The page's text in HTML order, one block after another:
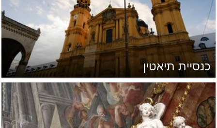
כנסיית תיאטין